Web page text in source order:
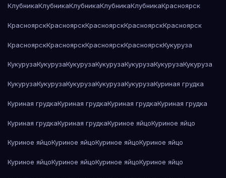
КлубникаКлубникаКлубникаКлубникаКлубникаКрасноярск
КрасноярскКрасноярскКрасноярскКрасноярскКрасноярск
КрасноярскКрасноярскКрасноярскКрасноярскКукуруза
КукурузаКукурузаКукурузаКукурузаКукурузаКукурузаКукуруза
КукурузаКукурузаКукурузаКукурузаКукурузаКуриная грудка
Куриная грудкаКуриная грудкаКуриная грудкаКуриная грудка
Куриная грудкаКуриная грудкаКуриное яйцоКуриное яйцо
Куриное яйцоКуриное яйцоКуриное яйцоКуриное яйцо
Куриное яйцоКуриное яйцоКуриное яйцоКуриное яйцо